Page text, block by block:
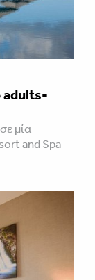
adults-
μία
and Spa